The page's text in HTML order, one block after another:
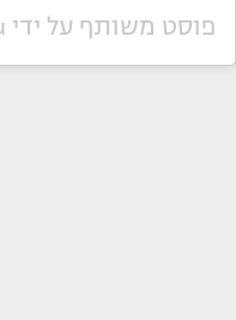
פוסט משותף על ידי ‏‎Sara Netanyahu - שרה נתניהו‎‏ (@‏‎sara.netanyahu‎‏)